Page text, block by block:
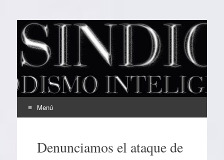
EL SINDICAL
Periodismo Inteligente
Menú
contenidoDenunciamos el ataque de